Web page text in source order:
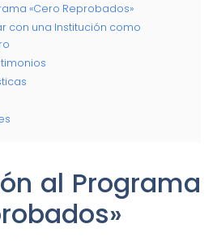
«Cero Reprobados»
con una Institución como
al Programa